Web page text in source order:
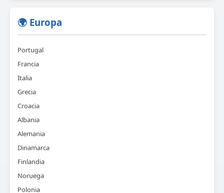
🌍 Europa
Portugal
Francia
Italia
Grecia
Croacia
Albania
Alemania
Dinamarca
Finlandia
Noruega
Polonia